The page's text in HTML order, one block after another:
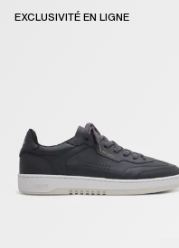
EXCLUSIVITÉ EN LIGNE